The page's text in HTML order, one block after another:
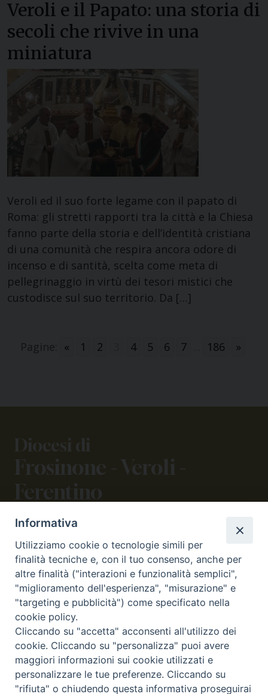
Veroli e il Papato: una storia di
secoli che rivive in una
miniatura
Veroli ed il suo forte legame con il papato di
Roma: gli stretti rapporti tra la città e la Chiesa
fanno parte della storia e dell’identità cristiana
di una comunità che respira ancora odore di
incenso e di santità, scelta come meta di
pellegrinaggio in virtù dei tesori mistici che
custodisce sul suo territorio. Da […]
Pagine: « 1 2 4 5 6 7 186 »
Diocesi di
Frosinone - Veroli -
Ferentino
CONTATTI
viale Volsci 105 (ex via dei Monti Lepini)
03100 Frosinone (FR)
tel. 0775.290973 - 0775.290852
curia@diocesifrosinone.it
SEGUICI SU
Informativa
Utilizziamo cookie o tecnologie simili per
finalità tecniche e, con il tuo consenso, anche per
altre finalità ("interazioni e funzionalità semplici",
"miglioramento dell'esperienza", "misurazione" e
"targeting e pubblicità") come specificato nella
cookie policy.
Cliccando su "accetta" acconsenti all'utilizzo dei
cookie. Cliccando su "personalizza" puoi avere
maggiori informazioni sui cookie utilizzati e
personalizzare le tue preferenze. Cliccando su
"rifiuta" o chiudendo questa informativa proseguirai